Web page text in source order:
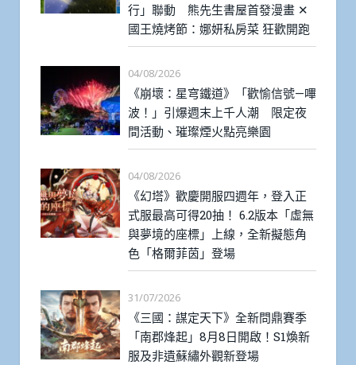
行」聯動 熊先生書屋首發漫畫 ✕
國王燒烤節：娜妍私房菜 狂歡開跑
04/08/2026
《崩壞：星穹鐵道》「歡愉信號—嗶
波！」引爆週末上千人潮 限定夜
間活動、璀璨煙火點亮樂園
04/08/2026
《幻塔》歡慶開服四週年，登入正
式服最高可得20抽！ 6.2版本「虛無
與夢境的座標」上線，全新擬態角
色「格爾菲茵」登場
31/07/2026
《三國：謀定天下》全新問鼎賽季
「南郡烽起」8月8日開啟！S1煥新
服及非遺蘇繡外觀新登場